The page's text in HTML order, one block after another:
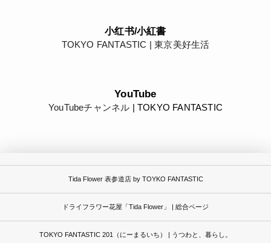
小红书/小紅書
TOKYO FANTASTIC | 東京美好生活
YouTube
YouTubeチャンネル | TOKYO FANTASTIC
Tida Flower 表参道店 by TOYKO FANTASTIC
ドライフラワー花屋「Tida Flower」 | 総合ページ
TOKYO FANTASTIC 201（にーまるいち） | うつわと、暮らし。